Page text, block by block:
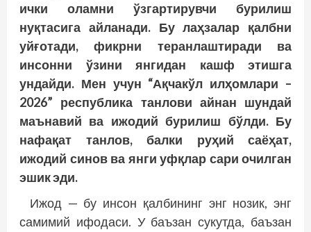
ички оламни ўзгартирувчи бурилиш
нуқтасига айланади. Бу лаҳзалар қалбни
уйғотади, фикрни теранлаштиради ва
инсонни ўзини янгидан кашф этишга
ундайди. Мен учун “Ақчакўл илҳомлари –
2026” республика танлови айнан шундай
маънавий ва ижодий бурилиш бўлди. Бу
нафақат танлов, балки руҳий саёҳат,
ижодий синов ва янги уфқлар сари очилган
эшик эди.
Ижод — бу инсон қалбининг энг нозик, энг
самимий ифодаси. У баъзан сукутда, баъзан